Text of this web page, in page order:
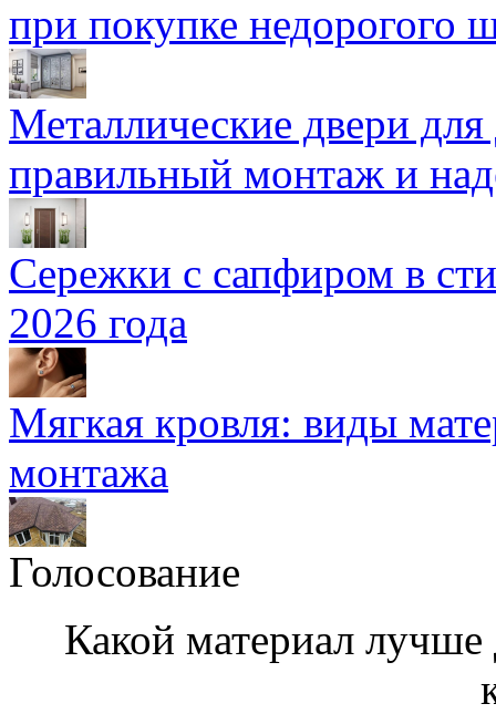
при покупке недорогого
Металлические двери
правильный монтаж и
Сережки с сапфиром в
2026 года
Мягкая кровля: виды
монтажа
Голосование
Какой материал